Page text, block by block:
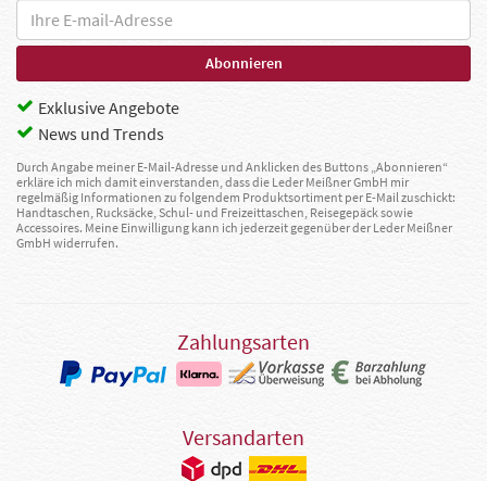
Exklusive Angebote
News und Trends
Durch Angabe meiner E-Mail-Adresse und Anklicken des Buttons „Abonnieren“
erkläre ich mich damit einverstanden, dass die Leder Meißner GmbH mir
regelmäßig Informationen zu folgendem Produktsortiment per E-Mail zuschickt:
Handtaschen, Rucksäcke, Schul- und Freizeittaschen, Reisegepäck sowie
Accessoires. Meine Einwilligung kann ich jederzeit gegenüber der Leder Meißner
GmbH widerrufen.
Zahlungsarten
Versandarten